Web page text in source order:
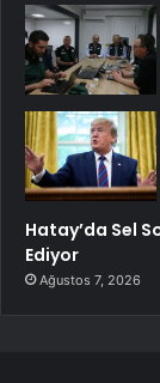
Hatay’da Sel
Ediyor
Ağustos 7, 2026